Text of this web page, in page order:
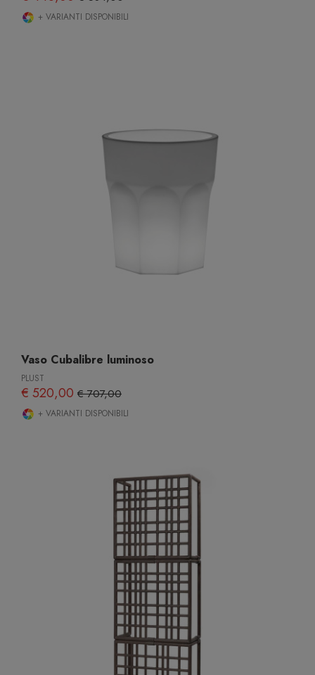
+ VARIANTI DISPONIBILI
Vaso Cubalibre luminoso
PLUST
€ 520,00 € 707,00
+ VARIANTI DISPONIBILI